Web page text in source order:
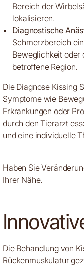
Bereich der
lokalisieren.
Diagnostische
Schmerzbereich
Beweglichkeit oder
betroffene Region.
Die Diagnose Kissing
Symptome wie
Erkrankungen oder
durch den Tierarzt
und eine individuelle
Haben Sie
Ihrer Nähe.
Die Behandlung von
Rückenmuskulatur